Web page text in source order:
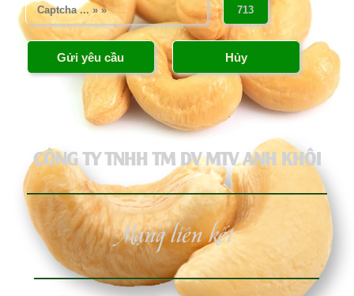
CÔNG TY TNHH TM DV MTV ANH KHÔI
Mạng liên kết